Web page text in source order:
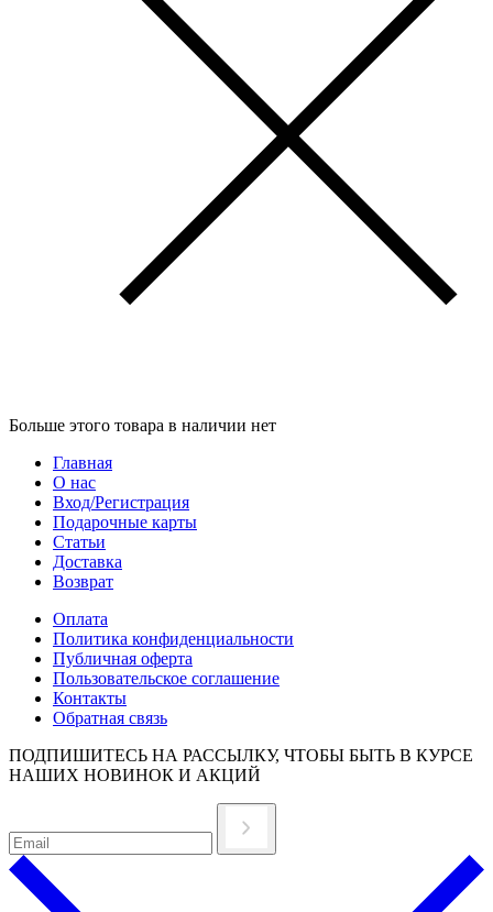
Больше этого товара в наличии нет
Главная
О нас
Вход/Регистрация
Подарочные карты
Статьи
Доставка
Возврат
Оплата
Политика конфиденциальности
Публичная оферта
Пользовательское соглашение
Контакты
Обратная связь
ПОДПИШИТЕСЬ НА РАССЫЛКУ, ЧТОБЫ БЫТЬ В КУРСЕ
НАШИХ НОВИНОК И АКЦИЙ